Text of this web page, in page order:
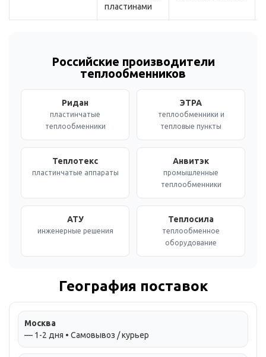
пластинами
Российские производители
теплообменников
Ридан
пластинчатые
теплообменники
ЭТРА
теплообменники и
тепловые пункты
Теплотекс
пластинчатые аппараты
Анвитэк
промышленные
теплообменники
АТУ
инженерные решения
Теплосила
теплообменное
оборудование
География поставок
Москва
— 1-2 дня • Самовывоз / курьер